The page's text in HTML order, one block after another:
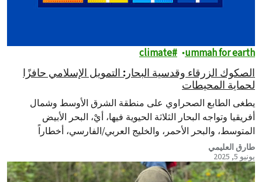
ummah for earth
climate
الصكوك الزرقاء وقدسية البحار: التمويل الإسلامي حافزًا
لحماية المحيطات
يطغى الطابع الصحراوي على منطقة الشرق الأوسط وشمال
أفريقيا وتواجه البحار الثلاثة الحيوية فيها، أيْ، البحر الأبيض
المتوسط، والبحر الأحمر، والخليج العربي/الفارسي، أخطاراً
متصاعدة بسبب تغيُّر المناخ والتلوث والنمو غير…
طارق العليمي
يونيو 5, 2025